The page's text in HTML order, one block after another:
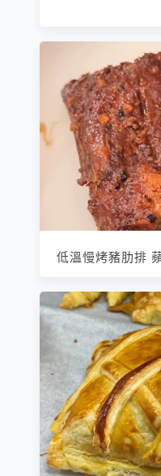
低溫慢烤豬肋排